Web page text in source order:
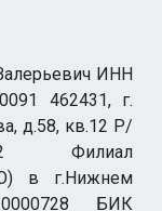
ИНН
462431, г.
д.58, кв.12 Р/
Филиал
в г.Нижнем
БИК